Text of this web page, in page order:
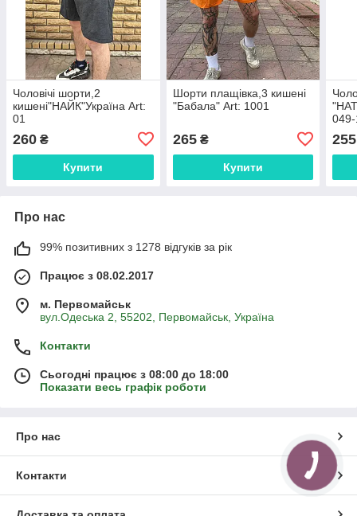
Чоловічі шорти,2
кишені"НАЙК"Україна Art:
01
260 ₴
Купити
Шорти плащівка,3 кишені
"Бабала" Art: 1001
265₴
Купити
255
Про нас
99% позитивних з 1278 відгуків за рік
Працює з 08.02.2017
м. Первомайськ
вул.Одеська 2, 55202, Первомайськ, Україна
Контакти
Сьогодні працює з 08:00 до 18:00
Показати весь графік роботи
Про нас
Контакти